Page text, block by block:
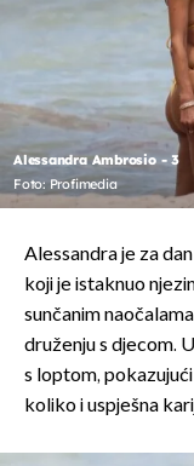
Alessandra Ambrosio - 3
Foto: Profimedia
Alessandra je za
koji je istaknuo
sunčanim
druženju s djecom.
s loptom,
koliko i uspješna